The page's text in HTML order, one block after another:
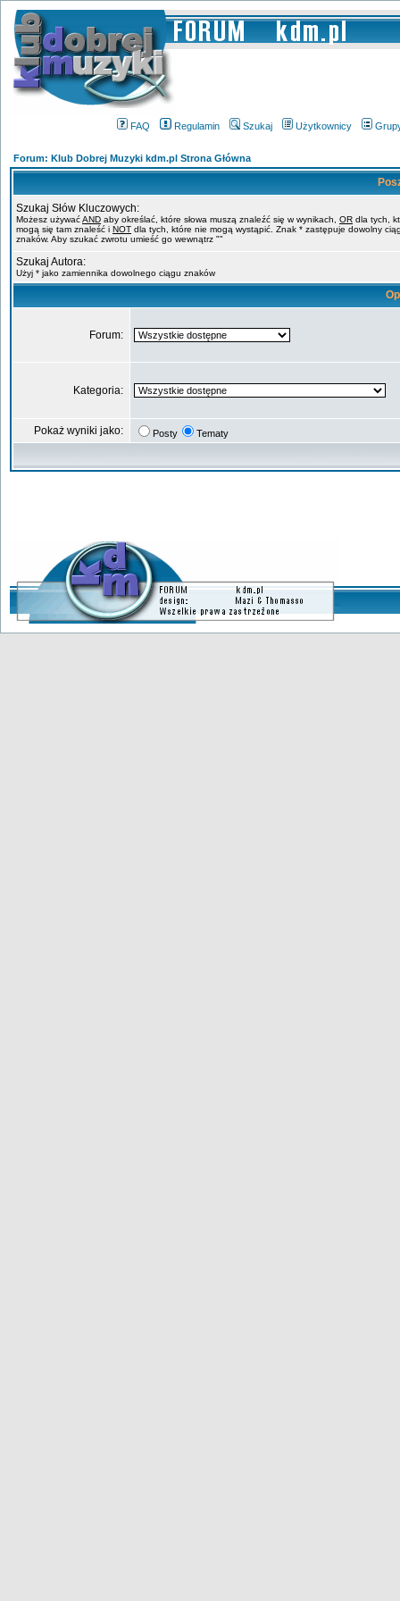
FAQ Regulamin Szukaj Użytkownicy
Forum: Klub Dobrej Muzyki kdm.pl Strona Główna
Szukaj Słów Kluczowych:
Możesz używaćAND aby określać, które słowa muszą znaleźć się w wynikach, OR dla tych,
mogą się tam znaleść i NOT dla tych, które nie mogą wystąpić. Znak * zastępuje dowolny
znaków. Aby szukać zwrotu umieść go wewnątrz ""
Szukaj Autora:
Użyj * jako zamiennika dowolnego ciągu znaków
Forum:
Kategoria:
Pokaż wyniki jako: Posty Tematy